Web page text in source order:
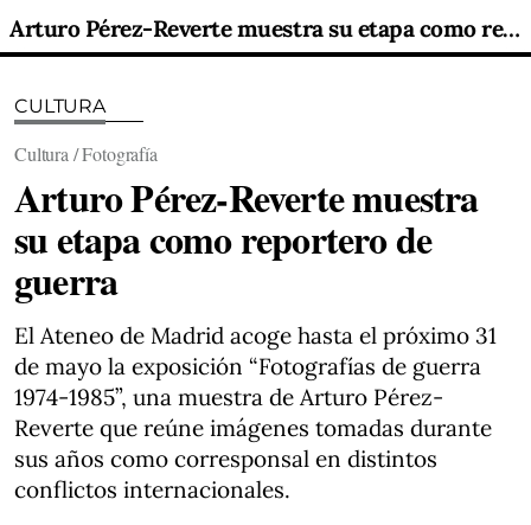
Arturo Pérez-Reverte muestra su etapa como reportero de guerra
CULTURA
Cultura / Fotografía
Arturo Pérez-Reverte muestra
su etapa como reportero de
guerra
El Ateneo de Madrid acoge hasta el próximo 31
de mayo la exposición “Fotografías de guerra
1974-1985”, una muestra de Arturo Pérez-
Reverte que reúne imágenes tomadas durante
sus años como corresponsal en distintos
conflictos internacionales.